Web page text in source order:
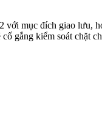
mục đích giao lưu,
gắng kiểm soát chặt